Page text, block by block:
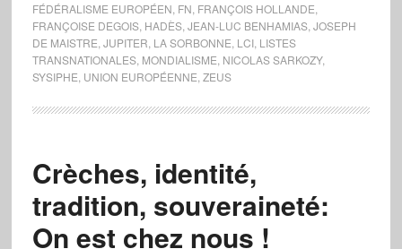
FÉDÉRALISME EUROPÉEN FN FRANÇOIS HOLLANDE
FRANÇOISE DEGOIS, HADÈS, JEAN-LUC BENHAMIAS, JOSEPH
DE MAISTRE JUPITER LA SORBONNE LCI, LISTES
TRANSNATIONALES, MONDIALISME NICOLAS SARKOZY,
SYSIPHE UNION EUROPÉENNE ZEUS
Crèches, identité,
tradition, souveraineté:
On est chez nous !